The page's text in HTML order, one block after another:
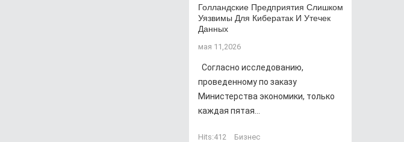
Голландские Предприятия Слишком
Уязвимы Для Кибератак И Утечек
Данных
мая 11,2026
Согласно исследованию,
проведенному по заказу
Министерства экономики, только
каждая пятая...
Hits:412 Бизнес